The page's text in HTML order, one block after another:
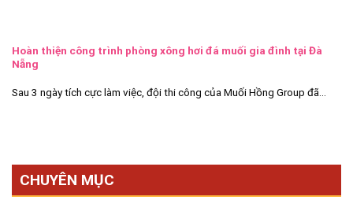
Hoàn thiện công trình phòng xông hơi đá muối gia đình tại Đà
Nẵng
Sau 3 ngày tích cực làm việc, đội thi công của Muối Hồng Group đã...
CHUYÊN MỤC